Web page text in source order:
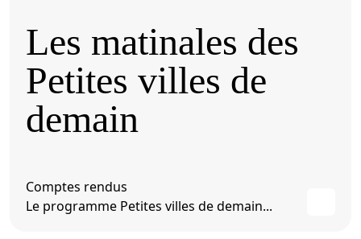
Les matinales des
Petites villes de
demain
Comptes rendus
Le programme Petites villes de demain...